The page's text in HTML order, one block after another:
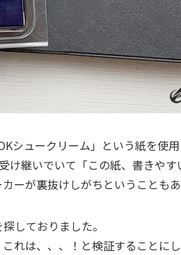
シュークリーム」という紙を使用
け継いでいて「この紙、書きや
ーが裏抜けしがちということもあ
しておりました。
れは、、、！と検証することにし